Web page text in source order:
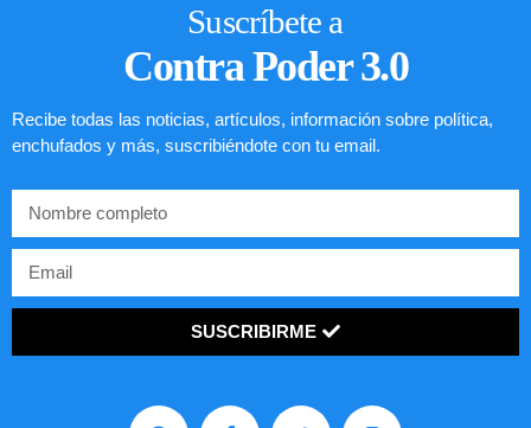
Comunistas no son bienvenidos en
Suscríbete a
Contra Poder 3.0
Recibe todas las noticias, artículos, información sobre política,
enchufados y más, suscribiéndote con tu email.
SUSCRIBIRME